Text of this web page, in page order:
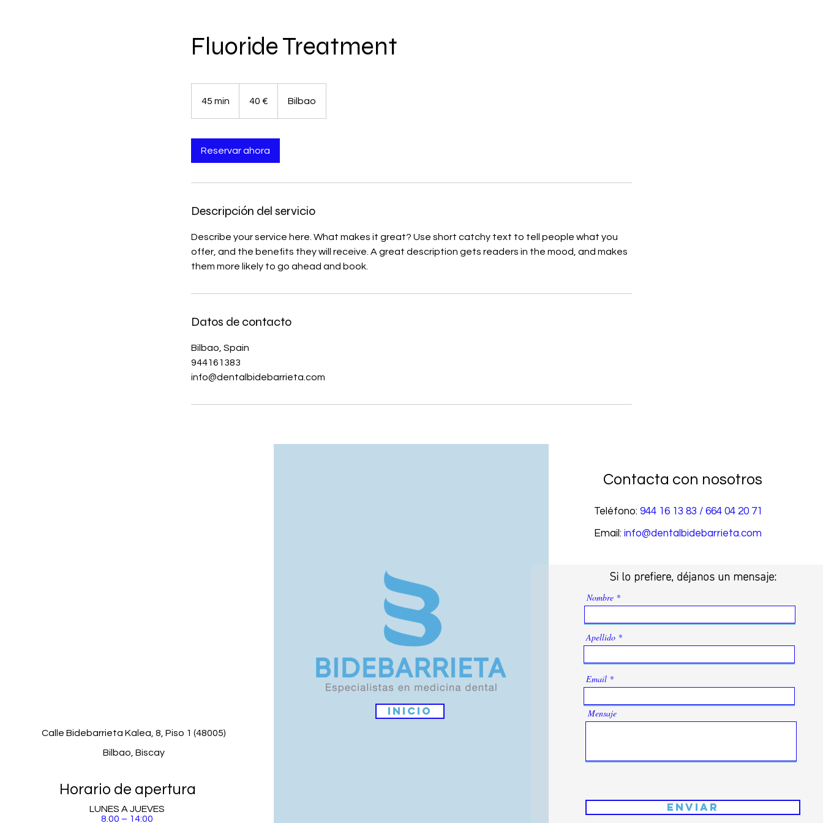
Fluoride Treatment
45 min 40 € Bilbao
Reservar ahora
Descripción del servicio
Describe your service here. What makes it great? Use short catchy text to tell people what you
offer, and the benefits they will receive. A great description gets readers in the mood, and makes
them more likely to go ahead and book.
Datos de contacto
Bilbao, Spain
944161383
info@dentalbidebarrieta.com
Horario de apertura
LUNES A JUEVES
​8.00 – 14:00
Calle Bidebarrieta Kalea, 8, Piso 1 (48005)
Bilbao, Biscay
Inicio
Contacta con nosotros
Teléfono:944 16 13 83 / 664 04 20 71
Email:info@dentalbidebarrieta.com
Si lo prefiere, déjanos un mensaje:
Nombre
Apellido
Email
Mensaje
Enviar